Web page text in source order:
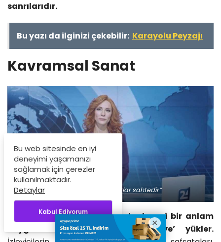
sanrılarıdır.
Bu yazı da ilginizi çekebilir: Karayolu Peyzajı
Kavramsal Sanat
”Tüm mevcut sanatlar sahtedir”
Kavramsalsanatanlamını, herhangi bir anlam
kaygısı taşımadan üretilen ‘şeye’ yükler.
Bu web sitesinde en iyi
deneyimi yaşamanızı
sağlamak için çerezler
kullanılmaktadır.
Detaylar
Kabul Ediyorum